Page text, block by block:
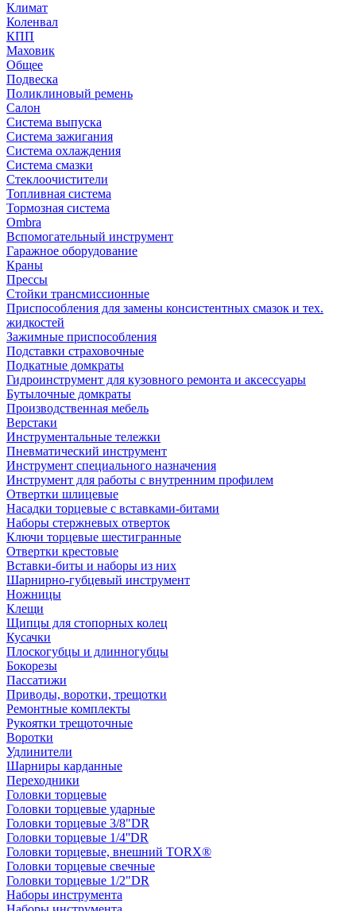
Климат
Коленвал
КПП
Маховик
Общее
Подвеска
Поликлиновый ремень
Салон
Система выпуска
Система зажигания
Система охлаждения
Система смазки
Стеклоочистители
Топливная система
Тормозная система
Ombra
Вспомогательный инструмент
Гаражное оборудование
Краны
Прессы
Стойки трансмиссионные
Приспособления для замены консистентных смазок и тех.
жидкостей
Зажимные приспособления
Подставки страховочные
Подкатные домкраты
Гидроинструмент для кузовного ремонта и аксессуары
Бутылочные домкраты
Производственная мебель
Верстаки
Инструментальные тележки
Пневматический инструмент
Инструмент специального назначения
Инструмент для работы с внутренним профилем
Отвертки шлицевые
Насадки торцевые с вставками-битами
Наборы стержневых отверток
Ключи торцевые шестигранные
Отвертки крестовые
Вставки-биты и наборы из них
Шарнирно-губцевый инструмент
Ножницы
Клещи
Щипцы для стопорных колец
Кусачки
Плоскогубцы и длинногубцы
Бокорезы
Пассатижи
Приводы, воротки, трещотки
Ремонтные комплекты
Рукоятки трещоточные
Воротки
Удлинители
Шарниры карданные
Переходники
Головки торцевые
Головки торцевые ударные
Головки торцевые 3/8"DR
Головки торцевые 1/4''DR
Головки торцевые, внешний TORX®
Головки торцевые свечные
Головки торцевые 1/2"DR
Наборы инструмента